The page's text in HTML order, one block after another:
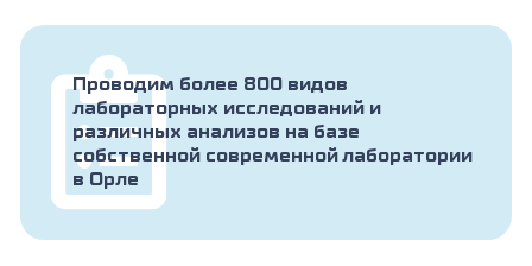
Проводим более 800 видов
лабораторных исследований и
различных анализов на базе
собственной современной лаборатории
в Орле